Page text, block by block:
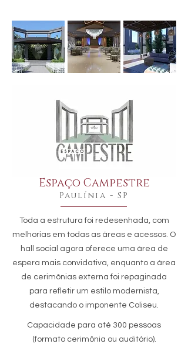
Espaço Campestre
Paulínia - SP
Toda a estrutura foi redesenhada, com
melhorias em todas as áreas e acessos. O
hall social agora oferece uma área de
espera mais convidativa, enquanto a área
de cerimônias externa foi repaginada
para refletir um estilo modernista,
destacando o imponente Coliseu.
Capacidade para até 300 pessoas
(formato cerimônia ou auditório).